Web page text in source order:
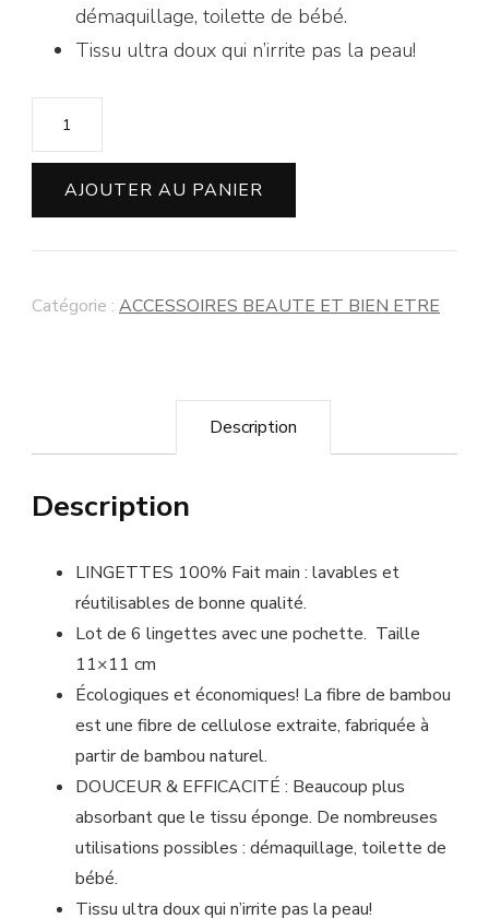
démaquillage, toilette de bébé.
Tissu ultra doux qui n’irrite pas la peau!
AJOUTER AU PANIER
Catégorie : ACCESSOIRES BEAUTE ET BIEN ETRE
Description
Description
LINGETTES 100% Fait main : lavables et
réutilisables de bonne qualité.
Lot de 6 lingettes avec une pochette. Taille
11×11 cm
Écologiques et économiques! La fibre de bambou
est une fibre de cellulose extraite, fabriquée à
partir de bambou naturel.
DOUCEUR & EFFICACITÉ : Beaucoup plus
absorbant que le tissu éponge. De nombreuses
utilisations possibles : démaquillage, toilette de
bébé.
Tissu ultra doux qui n’irrite pas la peau!